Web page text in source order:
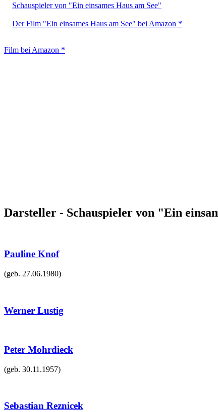
Schauspieler von "Ein einsames Haus am See"
Der Film "Ein einsames Haus am See" bei Amazon *
Film bei Amazon *
Darsteller - Schauspieler von "Ein
Pauline Knof
(geb. 27.06.1980)
Werner Lustig
Peter Mohrdieck
(geb. 30.11.1957)
Sebastian Reznicek